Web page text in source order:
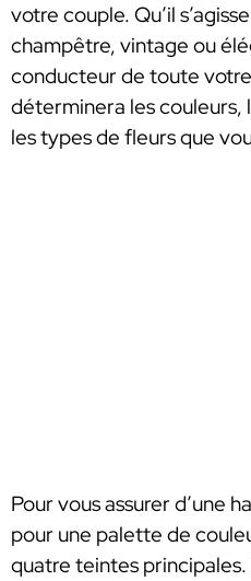
votre couple. Qu’il
champêtre, vintage ou
conducteur de toute
déterminera les couleurs,
les types de fleurs que
Pour vous assurer d’une
pour une palette de
quatre teintes